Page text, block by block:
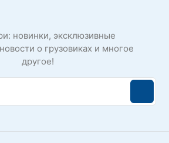
новинки, эксклюзивные
о грузовиках и многое
другое!